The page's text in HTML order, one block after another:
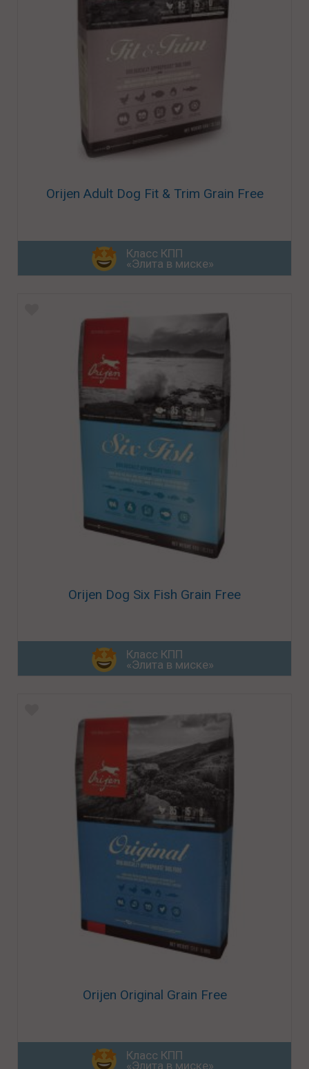
Orijen Adult Dog Fit & Trim Grain Free
Класс КПП
«Элита в миске»
Orijen Dog Six Fish Grain Free
Класс КПП
«Элита в миске»
Orijen Original Grain Free
Класс КПП
«Элита в миске»